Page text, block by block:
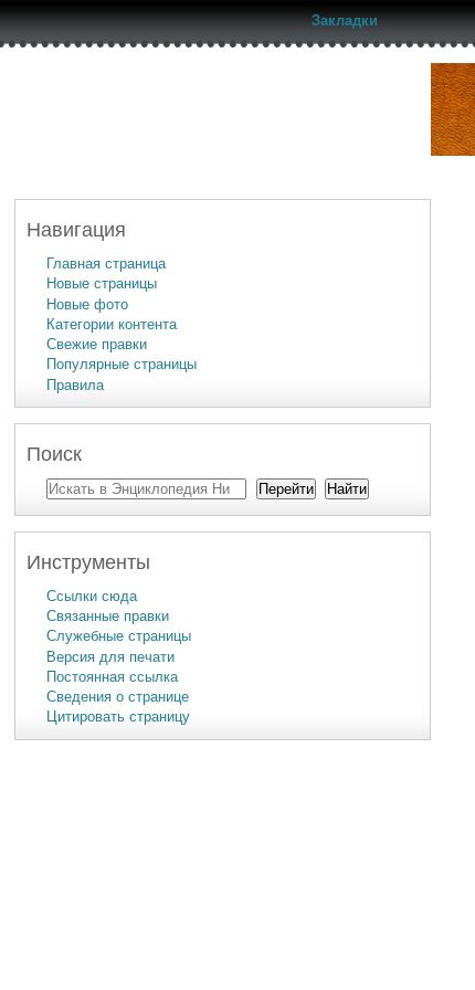
Закладки
Навигация
Главная страница
Новые страницы
Новые фото
Категории контента
Свежие правки
Популярные страницы
Правила
Поиск
Инструменты
Ссылки сюда
Связанные правки
Служебные страницы
Версия для печати
Постоянная ссылка
Сведения о странице
Цитировать страницу